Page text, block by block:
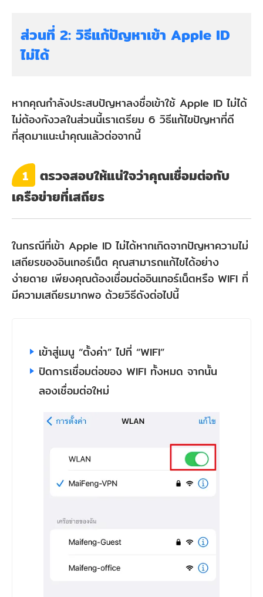
ส่วนที่ 2: วิธีแก้ปัญหาเข้า Apple ID
ไม่ได้
หากคุณกำลังประสบปัญหาลงชื่อเข้าใช้ Apple ID ไม่ได้
ไม่ต้องกังวลในส่วนนี้เราเตรียม 6 วิธีแก้ไขปัญหาที่ดี
ที่สุดมาแนะนำคุณแล้วต่อจากนี้
1
ตรวจสอบให้แน่ใจว่าคุณเชื่อมต่อกับ
เครือข่ายที่เสถียร
ในกรณีที่เข้า Apple ID ไม่ได้หากเกิดจากปัญหาความไม่
เสถียรของอินเทอร์เน็ต คุณสามารถแก้ไขได้อย่าง
ง่ายดาย เพียงคุณต้องเชื่อมต่ออินเทอร์เน็ตหรือ WIFI ที่
มีความเสถียรมากพอ ด้วยวิธีดังต่อไปนี้
เข้าสู่เมนู “ตั้งค่า” ไปที่ “WIFI”
ปิดการเชื่อมต่อของ WIFI ทั้งหมด จากนั้น
ลองเชื่อมต่อใหม่